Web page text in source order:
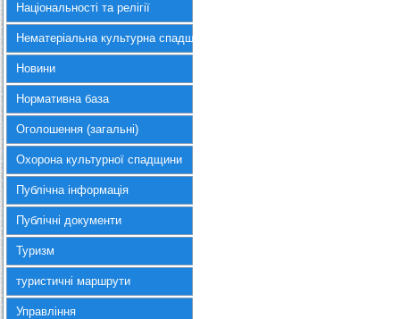
Національності та релігії
Нематеріальна культурна спадщина
Новини
Нормативна база
Оголошення (загальні)
Охорона культурної спадщини
Публічна інформація
Публічні документи
Туризм
туристичні маршрути
Управління